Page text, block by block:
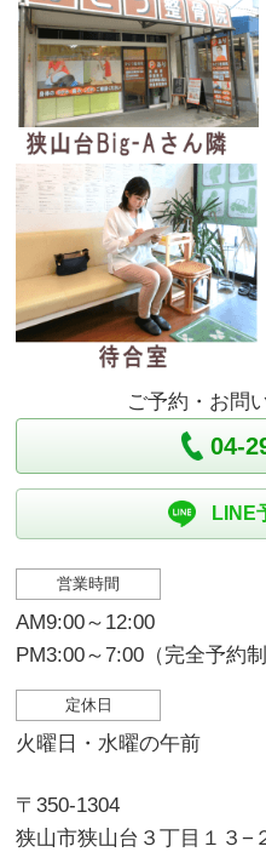
ご予約・お問
04-
LINE
営業時間
AM9:00～12:00
PM3:00～7:00（完全予約制
定休日
火曜日・水曜の午前
〒350-1304
狭山市狭山台３丁目１３−